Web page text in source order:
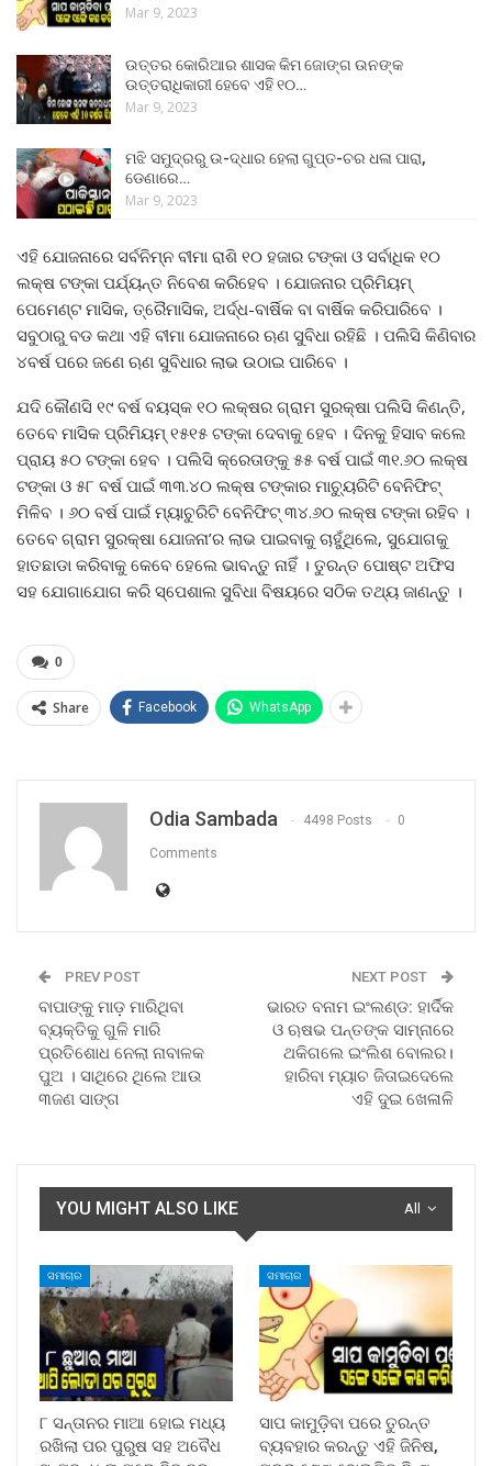
Mar 9, 2023
ଉତ୍ତର କୋରିଆର ଶାସକ କିମ ଜୋଙ୍ଗ ଉନଙ୍କ
ଉତ୍ତରାଧିକାରୀ ହେବେ ଏହି ୧୦…
Mar 9, 2023
ମଝି ସମୁଦ୍ରରୁ ଉ-ଦ୍ଧାର ହେଲା ଗୁପ୍ତ-ଚର ଧଳା ପାରା,
ଡେଣାରେ…
Mar 9, 2023
ଏହି ଯୋଜନାରେ ସର୍ବନିମ୍ନ ବୀମା ରାଶି ୧୦ ହଜାର ଟଙ୍କା ଓ ସର୍ବାଧିକ ୧୦
ଲକ୍ଷ ଟଙ୍କା ପର୍ଯ୍ୟନ୍ତ ନିବେଶ କରିହେବ । ଯୋଜନାର ପ୍ରିମିୟମ୍
ପେମେଣ୍ଟ ମାସିକ, ତ୍ରୈମାସିକ, ଅର୍ଦ୍ଧ-ବାର୍ଷିକ ବା ବାର୍ଷିକ କରିପାରିବେ ।
ସବୁଠାରୁ ବଡ କଥା ଏହି ବୀମା ଯୋଜନାରେ ଋଣ ସୁବିଧା ରହିଛି । ପଲିସି କିଣିବାର
୪ବର୍ଷ ପରେ ଜଣେ ଋଣ ସୁବିଧାର ଲାଭ ଉଠାଇ ପାରିବେ ।
ଯଦି କୌଣସି ୧୯ ବର୍ଷ ବୟସ୍କ ୧୦ ଲକ୍ଷର ଗ୍ରାମ ସୁରକ୍ଷା ପଲିସି କିଣନ୍ତି,
ତେବେ ମାସିକ ପ୍ରିମିୟମ୍ ୧୫୧୫ ଟଙ୍କା ଦେବାକୁ ହେବ । ଦିନକୁ ହିସାବ କଲେ
ପ୍ରାୟ ୫୦ ଟଙ୍କା ହେବ । ପଲିସି କ୍ରେତାଙ୍କୁ ୫୫ ବର୍ଷ ପାଇଁ ୩୧.୬୦ ଲକ୍ଷ
ଟଙ୍କା ଓ ୫୮ ବର୍ଷ ପାଇଁ ୩୩.୪୦ ଲକ୍ଷ ଟଙ୍କାର ମାଚ୍ୟୁରିଟି ବେନିଫିଟ୍
ମିଳିବ । ୬୦ ବର୍ଷ ପାଇଁ ମ୍ୟାଚୁରିଟି ବେନିଫିଟ୍ ୩୪.୬୦ ଲକ୍ଷ ଟଙ୍କା ରହିବ ।
ତେବେ ଗ୍ରାମ ସୁରକ୍ଷା ଯୋଜନା’ର ଲାଭ ପାଇବାକୁ ଚାହୁଁଥିଲେ, ସୁଯୋଗକୁ
ହାତଛାଡା କରିବାକୁ କେବେ ହେଲେ ଭାବନ୍ତୁ ନାହିଁ । ତୁରନ୍ତ ପୋଷ୍ଟ ଅଫିସ
ସହ ଯୋଗାଯୋଗ କରି ସ୍ପେଶାଲ ସୁବିଧା ବିଷୟରେ ସଠିକ ତଥ୍ୟ ଜାଣନ୍ତୁ ।
0
Share Facebook WhatsApp
Odia Sambada 4498 Posts 0
Comments
PREV POST
ବାପାଙ୍କୁ ମାଡ଼ ମାରିଥିବା
ବ୍ୟକ୍ତିକୁ ଗୁଳି ମାରି
ପ୍ରତିଶୋଧ ନେଲା ନାବାଳକ
ପୁଅ । ସାଥିରେ ଥିଲେ ଆଉ
୩ଜଣ ସାଙ୍ଗ
NEXT POST
ଭାରତ ବନାମ ଇଂଲଣ୍ଡ: ହାର୍ଦିକ
ଓ ଋଷଭ ପନ୍ତଙ୍କ ସାମ୍ନାରେ
ଥକିଗଲେ ଇଂଲିଶ ବୋଲର।
ହାରିବା ମ୍ୟାଚ ଜିତାଇଦେଲେ
ଏହି ଦୁଇ ଖେଳାଳି
All
YOU MIGHT ALSO LIKE
ସମାଚାର
୮ ସନ୍ତାନର ମାଆ ହୋଇ ମଧ୍ୟ
ରଖିଲା ପର ପୁରୁଷ ସହ ଅବୈଧ
ସମାଚାର
ସାପ କାମୁଡ଼ିବା ପରେ ତୁରନ୍ତ
ବ୍ୟବହାର କରନ୍ତୁ ଏହି ଜିନିଷ,